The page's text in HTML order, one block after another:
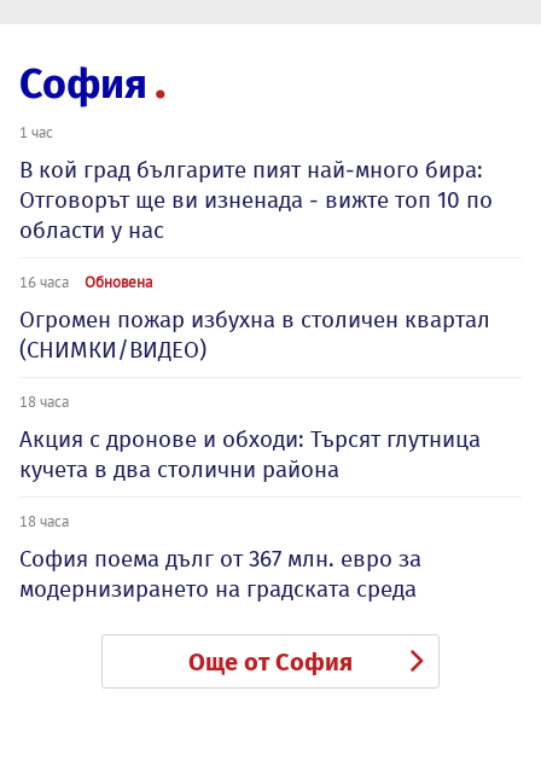
София
1 час
В кой град българите пият най-много бира:
Отговорът ще ви изненада - вижте топ 10 по
области у нас
16 часа Обновена
Огромен пожар избухна в столичен квартал
(СНИМКИ/ВИДЕО)
18 часа
Акция с дронове и обходи: Търсят глутница
кучета в два столични района
18 часа
София поема дълг от 367 млн. евро за
модернизирането на градската среда
Още от София